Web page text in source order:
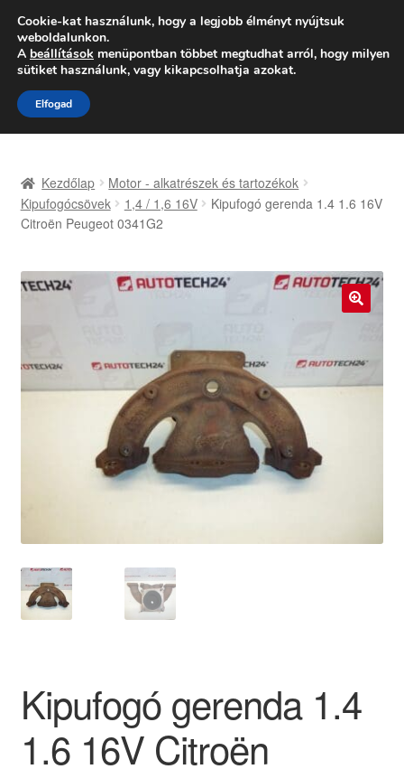
SZÁLLÍTÁS 2618 Ft-tól
Hétfő-Péntek 9:00–16:0006 80 088 054
Ugrás
a
navigációhoz
Kilépés
a
tartalomba
Adatvédelmi irányelvek
Kapcsolatba lépni
Panasz
Panaszkezelési szabályzat
Saját fiókom
Szekér
Kezdőlap
Motor - alkatrészek és tartozékok
Kipufogócsövek
1,4 / 1,6 16V
Kipufogó gerenda 1.4 1.6 16V
Citroën Peugeot 0341G2
Kipufogó gerenda 1.4
1.6 16V Citroën
Cookie-kat használunk, hogy a legjobb élményt nyújtsuk
weboldalunkon.
A beállítások menüpontban többet megtudhat arról, hogy milyen
sütiket használunk, vagy kikapcsolhatja azokat.
Elfogad